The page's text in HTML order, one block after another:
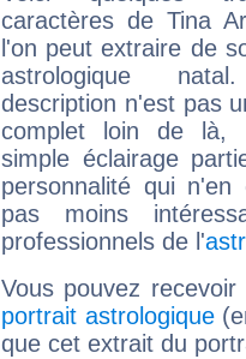
caractères de Tina
l'on peut extraire de
astrologique
description n'est pas
complet loin de là,
simple éclairage
personnalité qui n'en
pas moins
professionnels de l'
Vous pouvez
portrait astrologique
que cet extrait du